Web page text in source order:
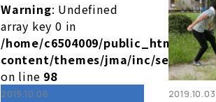
Warning: Undefined
array key 0 in
/home/c6504009/public_html/
content/themes/jma/inc/
on line 98
2019.10.06
2019.10.03